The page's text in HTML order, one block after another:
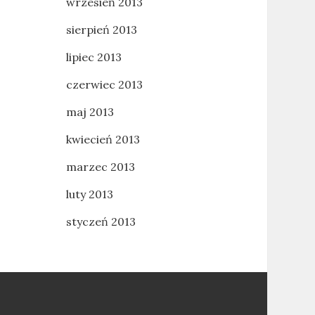
sierpień 2013
lipiec 2013
czerwiec 2013
maj 2013
kwiecień 2013
marzec 2013
luty 2013
styczeń 2013